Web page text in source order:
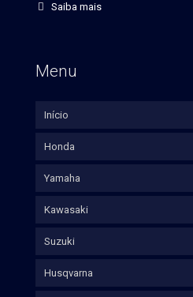
Saiba mais
Menu
Início
Honda
Yamaha
Kawasaki
Suzuki
Husqvarna